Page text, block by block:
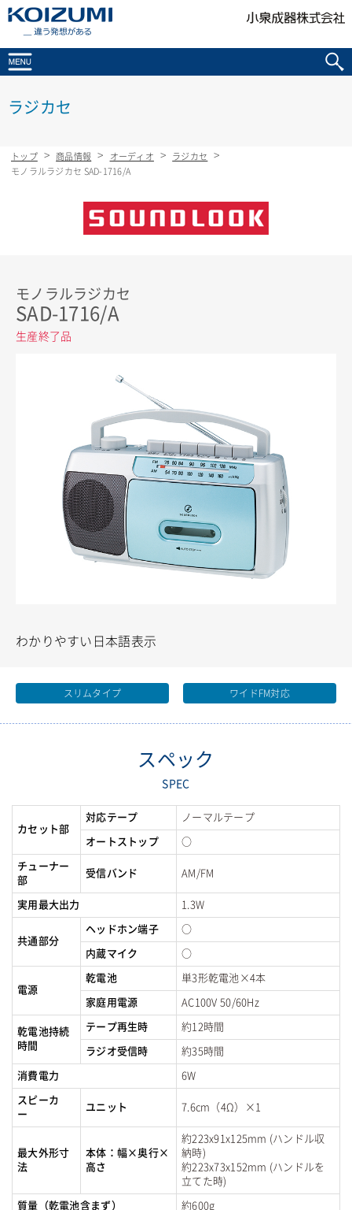
ラジカセ
トップ 商品情報 オーディオ
ラジカセ
モノラルラジカセ SAD-1716/A
モノラルラジカセ
SAD-1716/A
生産終了品
わかりやすい日本語表示
スリムタイプ ワイドFM対応
スペック
SPEC
カセット部
対応テープ ノーマルテープ
オートストップ ○
チューナー
部
受信バンド AM/FM
実用最大出力 1.3W
共通部分
ヘッドホン端子 ○
内蔵マイク ○
電源
乾電池 単3形乾電池×4本
家庭用電源 AC100V 50/60Hz
乾電池持続
時間
テープ再生時 約12時間
ラジオ受信時 約35時間
消費電力 6W
スピーカ
ー
ユニット 7.6cm（4Ω）×1
最大外形寸
法
本体：幅×奥行×
高さ
約223x91x125mm (ハンドル収
納時)
約223x73x152mm (ハンドルを
立てた時)
質量（乾電池含まず） 約600g